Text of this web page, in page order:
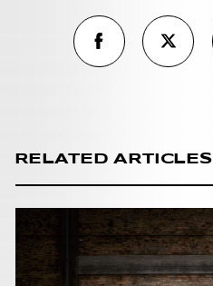
RELATED ARTICLES